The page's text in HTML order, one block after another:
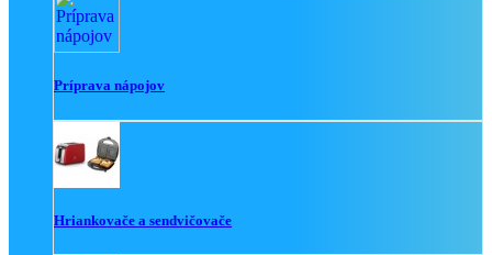
Príprava nápojov
Hriankovače a sendvičovače